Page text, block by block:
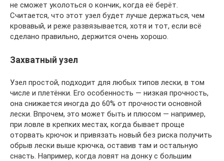
не сможет уколоться о кончик, когда её берёт.
Считается, что этот узел будет лучше держаться, чем
кровавый, и реже развязывается, хотя и тот, если всё
сделано правильно, держится очень хорошо.
Захватный узел
Узел простой, подходит для любых типов лески, в том
числе и плетёнки. Его особенность — низкая прочность,
она снижается иногда до 60% от прочности основной
лески. Впрочем, это может быть и плюсом — например,
при ловле в крепких местах, когда бывает проще
оторвать крючок и привязать новый без риска получить
обрыв лески выше крючка, оставив там и остальную
снасть. Например, когда ловят на донку с большим